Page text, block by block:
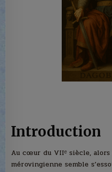
Introduction
Au cœur du VIIᵉ siècle,
mérovingienne semble